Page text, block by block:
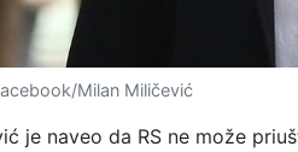
Milan Miličević
je naveo da RS ne može